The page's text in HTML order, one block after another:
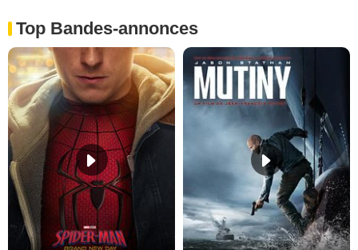
Top Bandes-annonces